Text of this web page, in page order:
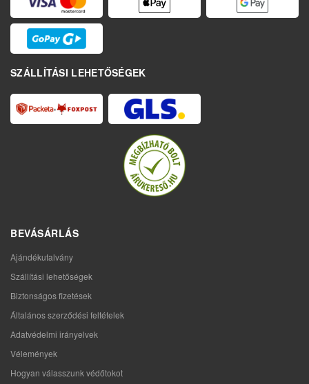
SZÁLLÍTÁSI LEHETŐSÉGEK
BEVÁSÁRLÁS
Ajándékutalvány
Szállítási lehetőségek
Biztonságos fizetések
Általános szerződési feltételek
Adatvédelmi irányelvek
Vélemények
Hogyan válasszunk védőtokot